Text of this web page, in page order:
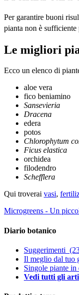
Per garantire buoni
pianta non è
Le migliori
Ecco un elenco di
aloe vera
fico beniamino
Sansevieria
Dracena
edera
potos
Chlorophytum
Ficus elastica
orchidea
filodendro
Schefflera
Qui troverai vasi,
Microgreens - Un
Diario botanico
Suggerimenti
Il meglio dal tuo
Singole piante in
Vedi tutti gli